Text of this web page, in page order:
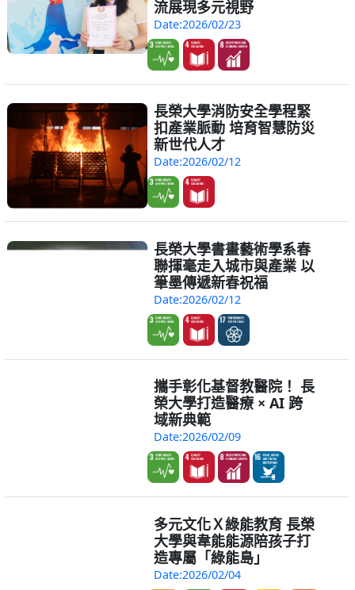
流展現多元視野
Date:2026/02/23
長榮大學消防安全學程緊
扣產業脈動 培育智慧防災
新世代人才
Date:2026/02/12
長榮大學書畫藝術學系春
聯揮毫走入城市與產業 以
筆墨傳遞新春祝福
Date:2026/02/12
攜手彰化基督教醫院！ 長
榮大學打造醫療 × AI 跨
域新典範
Date:2026/02/09
多元文化Ｘ綠能教育 長榮
大學與韋能能源陪孩子打
造專屬「綠能島」
Date:2026/02/04